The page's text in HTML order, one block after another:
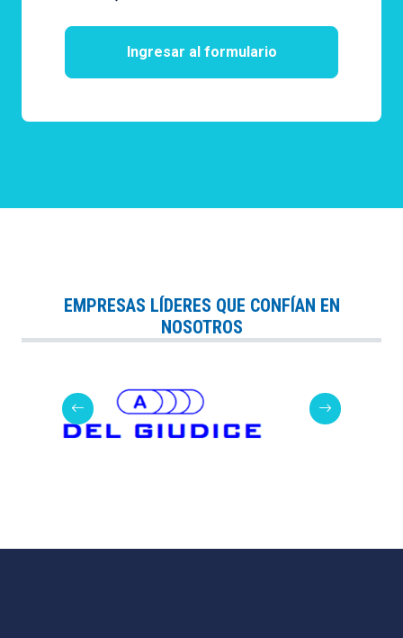
Ingresar al formulario
EMPRESAS LÍDERES QUE CONFÍAN EN
NOSOTROS